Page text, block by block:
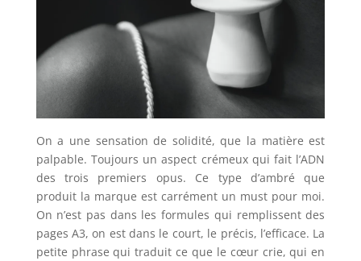
On a une sensation de solidité, que la matière est
palpable. Toujours un aspect crémeux qui fait l’ADN
des trois premiers opus. Ce type d’ambré que
produit la marque est carrément un must pour moi.
On n’est pas dans les formules qui remplissent des
pages A3, on est dans le court, le précis, l’efficace. La
petite phrase qui traduit ce que le cœur crie, qui en